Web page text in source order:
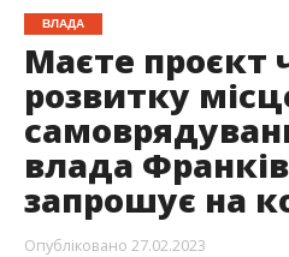
ВЛАДА
Маєте проєкт
розвитку
влада
запрошує на
Опубліковано 27.02.2023